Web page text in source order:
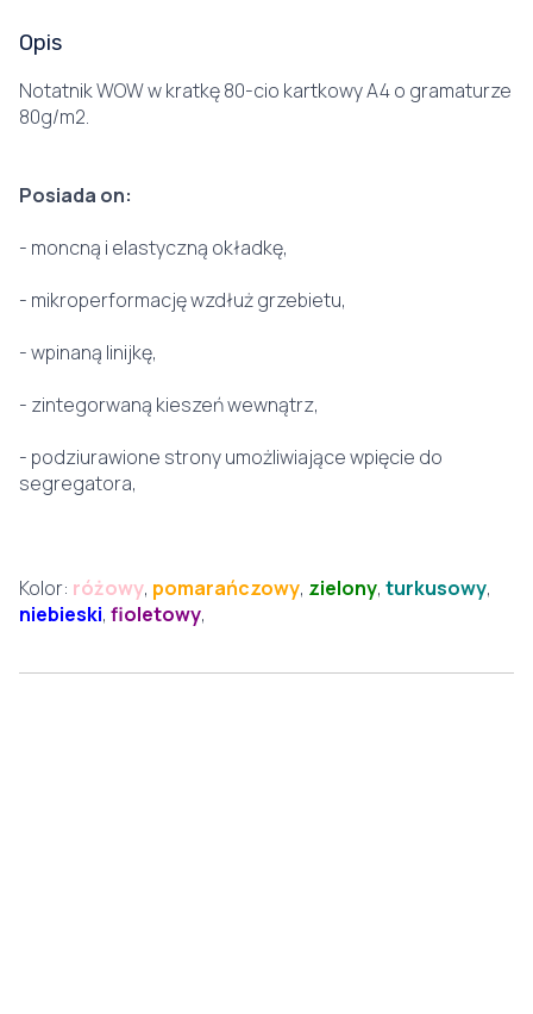
Opis
Notatnik WOW w kratkę 80-cio kartkowy A4 o gramaturze
80g/m2.
Posiada on:
- moncną i elastyczną okładkę,
- mikroperformację wzdłuż grzebietu,
- wpinaną linijkę,
- zintegorwaną kieszeń wewnątrz,
- podziurawione strony umożliwiające wpięcie do
segregatora,
Kolor: różowy, pomarańczowy, zielony, turkusowy,
niebieski, fioletowy,